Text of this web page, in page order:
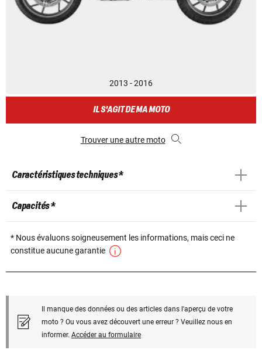
2013 - 2016
IL S'AGIT DE MA MOTO
Trouver une autre moto
Caractéristiques techniques *
Capacités *
* Nous évaluons soigneusement les informations, mais ceci ne
constitue aucune garantie
Il manque des données ou des articles dans l'aperçu de votre
moto ? Ou vous avez découvert une erreur ? Veuillez nous en
informer. Accéder au formulaire